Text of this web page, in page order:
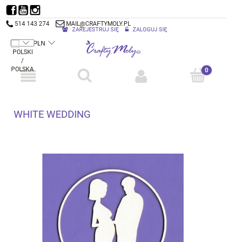
514 143 274 MAIL@CRAFTYMOLY.PL
ZAREJESTRUJ SIĘ ZALOGUJ SIĘ
WHITE WEDDING